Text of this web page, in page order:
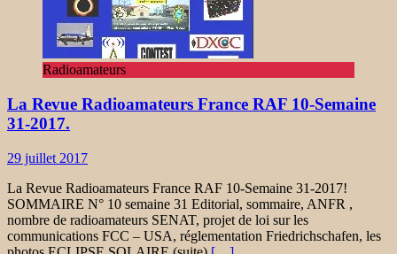
Radioamateurs
La Revue Radioamateurs France RAF 10-Semaine
31-2017.
29 juillet 2017
La Revue Radioamateurs France RAF 10-Semaine 31-2017!
SOMMAIRE N° 10 semaine 31 Editorial, sommaire, ANFR ,
nombre de radioamateurs SENAT, projet de loi sur les
communications FCC – USA, réglementation Friedrichschafen, les